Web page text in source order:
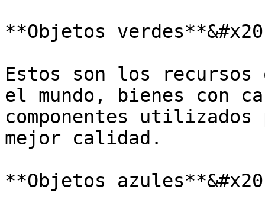
**Objetos
Estos son los recursos
el mundo, bienes con
componentes
mejor calidad.
**Objetos